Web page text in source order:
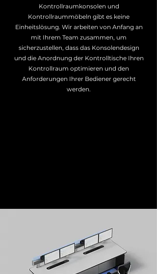
Kontrollraumkonsolen und
Kontrollraummöbeln gibt es keine
Einheitslösung. Wir arbeiten von Anfang an
mit Ihrem Team zusammen, um
sicherzustellen, dass das Konsolendesign
und die Anordnung der Kontrolltische Ihren
Kontrollraum optimieren und den
Anforderungen Ihrer Bediener gerecht
werden.